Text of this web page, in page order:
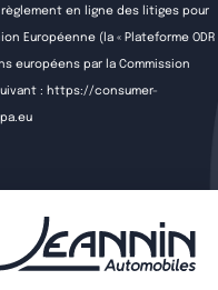
en ligne des litiges pour
Européenne (la « Plateforme ODR
européens par la Commission
: https://consumer-